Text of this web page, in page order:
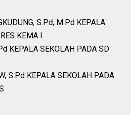
S.Pd, M.Pd KEPALA
KEMA I
KEPALA SEKOLAH PADA SD
S.Pd KEPALA SEKOLAH PADA